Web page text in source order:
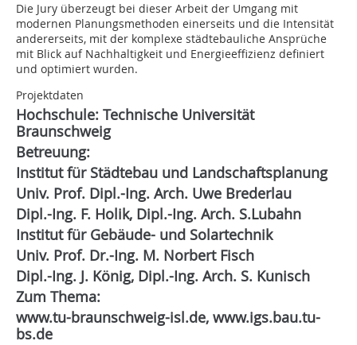
Die Jury überzeugt bei dieser Arbeit der Umgang mit
modernen Planungsmethoden einerseits und die Intensität
andererseits, mit der komplexe städtebauliche Ansprüche
mit Blick auf Nachhaltigkeit und Energieeffizienz definiert
und optimiert wurden.
Projektdaten
Hochschule: Technische Universität
Braunschweig
Betreuung:
Institut für Städtebau und Landschaftsplanung
Univ. Prof. Dipl.-Ing. Arch. Uwe Brederlau
Dipl.-Ing. F. Holik, Dipl.-Ing. Arch. S.Lubahn
Institut für Gebäude- und Solartechnik
Univ. Prof. Dr.-Ing. M. Norbert Fisch
Dipl.-Ing. J. König, Dipl.-Ing. Arch. S. Kunisch
Zum Thema:
www.tu-braunschweig-isl.de, www.igs.bau.tu-
bs.de